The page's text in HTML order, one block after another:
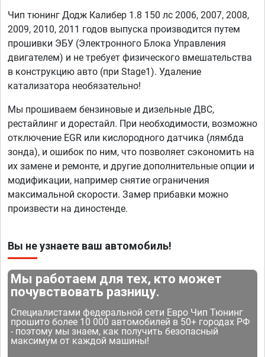
Чип тюнинг Додж Калибер 1.8 150 лс 2006, 2007, 2008,
2009, 2010, 2011 годов выпуска производится путем
прошивки ЭБУ (Электронного Блока Управления
двигателем) и не требует физического вмешательства
в конструкцию авто (при Stage1). Удаление
катализатора необязательно!
Мы прошиваем бензиновые и дизельные ДВС,
рестайлинг и дорестайл. При необходимости, возможно
отключение EGR или кислородного датчика (лямбда
зонда), и ошибок по ним, что позволяет сэкономить на
их замене и ремонте, и другие дополнительные опции и
модификации, например снятие ограничения
максимальной скорости. Замер прибавки можно
произвести на диностенде.
Вы не узнаете ваш автомобиль!
Мы работаем для тех, кто может
почувствовать разницу.
Специалистами федеральной сети Евро Чип Тюнинг
прошито более 10 000 автомобилей в 50+ городах РФ
- поэтому мы знаем, как получить безопасный
максимум от каждой машины!